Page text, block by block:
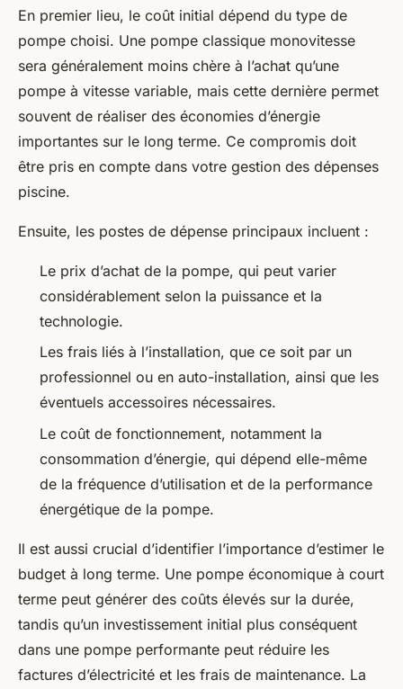
En premier lieu, le coût initial dépend du type de
pompe choisi. Une pompe classique monovitesse
sera généralement moins chère à l’achat qu’une
pompe à vitesse variable, mais cette dernière permet
souvent de réaliser des économies d’énergie
importantes sur le long terme. Ce compromis doit
être pris en compte dans votre gestion des dépenses
piscine.
Ensuite, les postes de dépense principaux incluent :
Le prix d’achat de la pompe, qui peut varier
considérablement selon la puissance et la
technologie.
Les frais liés à l’installation, que ce soit par un
professionnel ou en auto-installation, ainsi que les
éventuels accessoires nécessaires.
Le coût de fonctionnement, notamment la
consommation d’énergie, qui dépend elle-même
de la fréquence d’utilisation et de la performance
énergétique de la pompe.
Il est aussi crucial d’identifier l’importance d’estimer le
budget à long terme. Une pompe économique à court
terme peut générer des coûts élevés sur la durée,
tandis qu’un investissement initial plus conséquent
dans une pompe performante peut réduire les
factures d’électricité et les frais de maintenance. La